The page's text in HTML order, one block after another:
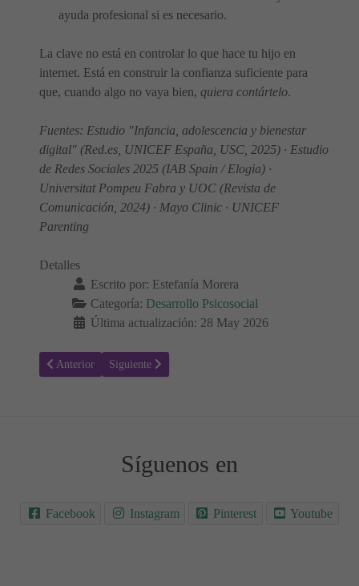
ayuda profesional si es necesario.
La clave no está en controlar lo que hace tu hijo en
internet. Está en construir la confianza suficiente para
que, cuando algo no vaya bien, quiera contártelo.
Fuentes: Estudio "Infancia, adolescencia y bienestar
digital" (Red.es, UNICEF España, USC, 2025) · Estudio
de Redes Sociales 2025 (IAB Spain / Elogia) ·
Universitat Pompeu Fabra y UOC (Revista de
Comunicación, 2024) · Mayo Clinic · UNICEF
Parenting
Detalles
Escrito por: Estefanía Morera
Categoría: Desarrollo Psicosocial
Última actualización: 28 May 2026
Artículo anterior: Autonomía Infantil: Cómo dejar hacer más a tus
Anterior Artículo siguiente: IA en el Aula: ¿Es bueno que tu
Siguiente
Síguenos en
Facebook Instagram Pinterest Youtube